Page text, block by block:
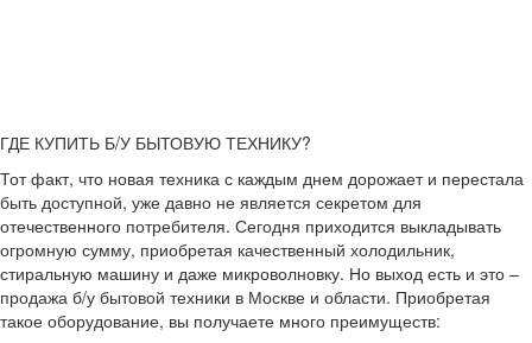
ГДЕ КУПИТЬ Б/У БЫТОВУЮ ТЕХНИКУ?
Тот факт, что новая техника с каждым днем дорожает и перестала
быть доступной, уже давно не является секретом для
отечественного потребителя. Сегодня приходится выкладывать
огромную сумму, приобретая качественный холодильник,
стиральную машину и даже микроволновку. Но выход есть и это –
продажа б/у бытовой техники в Москве и области. Приобретая
такое оборудование, вы получаете много преимуществ: